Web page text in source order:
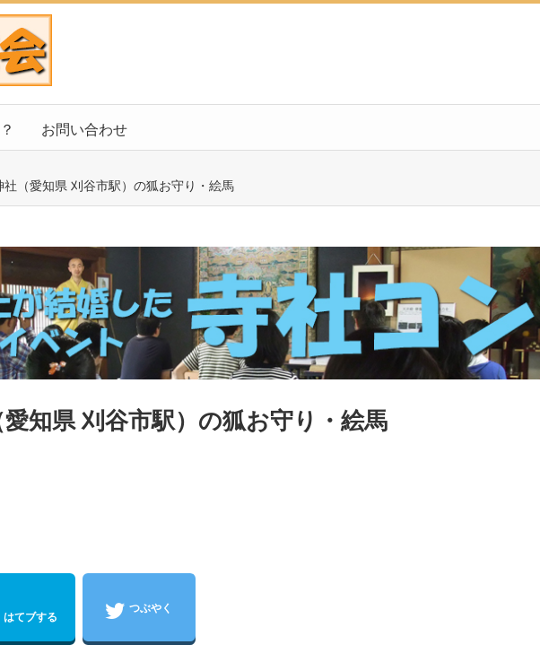
お問い合わせ
社（愛知県 刈谷市駅）の狐お守り・絵馬
愛知県 刈谷市駅）の狐お守り・絵馬
はてブする
つぶやく